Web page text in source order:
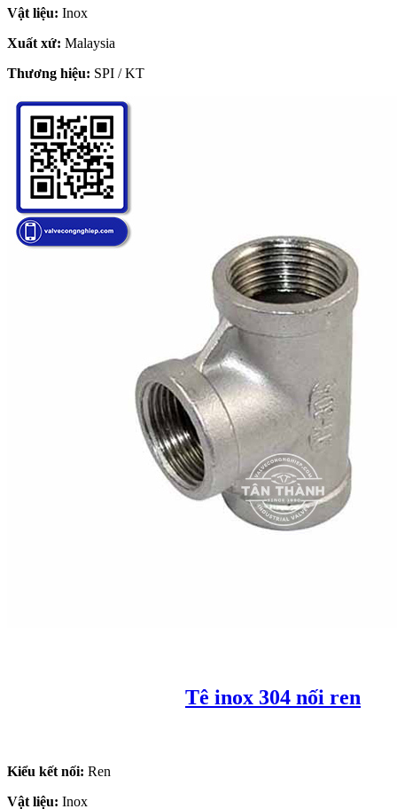
Vật liệu: Inox
Xuất xứ: Malaysia
Thương hiệu: SPI / KT
Tê inox 304 nối ren
Kiểu kết nối: Ren
Vật liệu: Inox